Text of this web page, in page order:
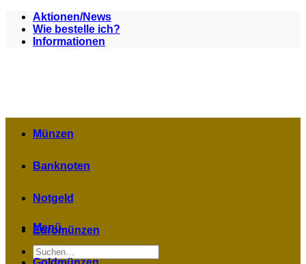
Zum
Inhalt
springen
Aktionen/News
Wie bestelle ich?
Informationen
Menü
Suchen
Münzen
Banknoten
Notgeld
Euromünzen